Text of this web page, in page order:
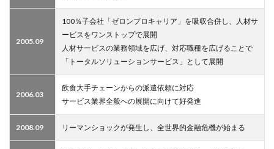
2005.09
100％子会社「ゼロンプロキャリア」を吸収合併し、人材サ
ービスをワンストップで展開
人材サービスの業務領域を広げ、対応職種を広げることで
「トータルソリューションサービス」として展開
2006.03
飲食大手チェーンからの派遣依頼に対応
サービス業界全般への展開に向けて好発進
2008.09 リーマンショックが発生し、全世界的金融危機が始まる